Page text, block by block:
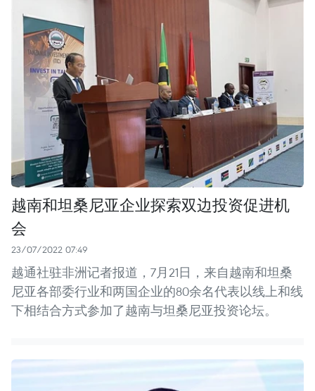
越南和坦桑尼亚企业探索双边投资促进机
会
23/07/2022 07:49
越通社驻非洲记者报道，7月21日，来自越南和坦桑
尼亚各部委行业和两国企业的80余名代表以线上和线
下相结合方式参加了越南与坦桑尼亚投资论坛。 ​